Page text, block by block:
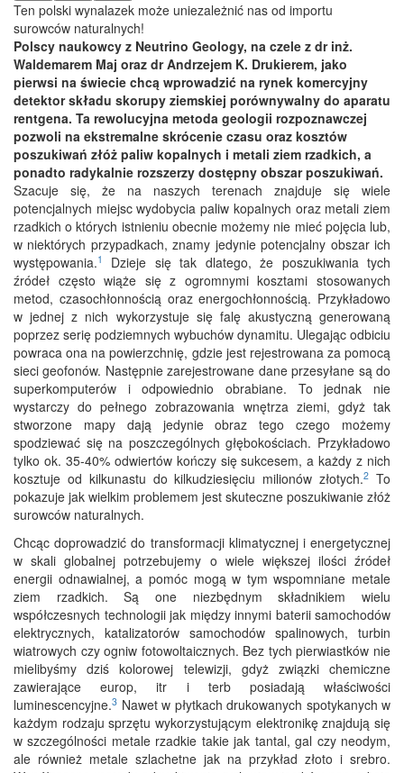
Ten polski wynalazek może uniezależnić nas od importu
surowców naturalnych!
Polscy naukowcy z Neutrino Geology, na czele z dr inż.
Waldemarem Maj oraz dr Andrzejem K. Drukierem, jako
pierwsi na świecie chcą wprowadzić na rynek komercyjny
detektor składu skorupy ziemskiej porównywalny do aparatu
rentgena. Ta rewolucyjna metoda geologii rozpoznawczej
pozwoli na ekstremalne skrócenie czasu oraz kosztów
poszukiwań złóż paliw kopalnych i metali ziem rzadkich, a
ponadto radykalnie rozszerzy dostępny obszar poszukiwań.
Szacuje się, że na naszych terenach znajduje się wiele
potencjalnych miejsc wydobycia paliw kopalnych oraz metali ziem
rzadkich o których istnieniu obecnie możemy nie mieć pojęcia lub,
w niektórych przypadkach, znamy jedynie potencjalny obszar ich
występowania.1
Dzieje się tak dlatego, że poszukiwania tych
źródeł często wiąże się z ogromnymi kosztami stosowanych
metod, czasochłonnością oraz energochłonnością. Przykładowo
w jednej z nich wykorzystuje się falę akustyczną generowaną
poprzez serię podziemnych wybuchów dynamitu. Ulegając odbiciu
powraca ona na powierzchnię, gdzie jest rejestrowana za pomocą
sieci geofonów. Następnie zarejestrowane dane przesyłane są do
superkomputerów i odpowiednio obrabiane. To jednak nie
wystarczy do pełnego zobrazowania wnętrza ziemi, gdyż tak
stworzone mapy dają jedynie obraz tego czego możemy
spodziewać się na poszczególnych głębokościach. Przykładowo
tylko ok. 35-40% odwiertów kończy się sukcesem, a każdy z nich
kosztuje od kilkunastu do kilkudziesięciu milionów złotych.2 To
pokazuje jak wielkim problemem jest skuteczne poszukiwanie złóż
surowców naturalnych.
Chcąc doprowadzić do transformacji klimatycznej i energetycznej
w skali globalnej potrzebujemy o wiele większej ilości źródeł
energii odnawialnej, a pomóc mogą w tym wspomniane metale
ziem rzadkich. Są one niezbędnym składnikiem wielu
współczesnych technologii jak między innymi baterii samochodów
elektrycznych, katalizatorów samochodów spalinowych, turbin
wiatrowych czy ogniw fotowoltaicznych. Bez tych pierwiastków nie
mielibyśmy dziś kolorowej telewizji, gdyż związki chemiczne
zawierające europ, itr i terb posiadają właściwości
luminescencyjne.3 Nawet w płytkach drukowanych spotykanych w
każdym rodzaju sprzętu wykorzystującym elektronikę znajdują się
w szczególności metale rzadkie takie jak tantal, gal czy neodym,
ale również metale szlachetne jak na przykład złoto i srebro.